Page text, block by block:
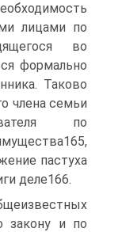
лицами по
во
формально
Таково
члена семьи
по
пастуха
деле166.
закону и по